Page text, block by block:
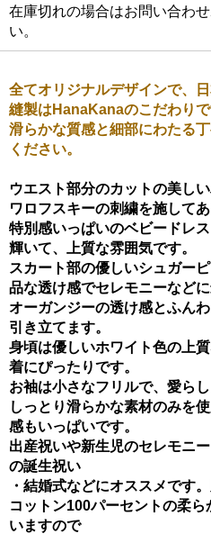
在庫切れの場合はお問い合わ
い。
全てオリジナルデザインで、
縫製はHanaKanaのこだわりで
滑らかな質感と細部にわたる
ください。
ウエスト部分のカットの美し
ワロフスキーの刺繍を施してあ
特別感いっぱいのベビードレ
輝いて、上質な雰囲気です。
スカート部の優しいシュガー
品な透け感でセレモニーなどに
オーガンジーの透け感とふん
引き立てます。
身頃は優しいホワイト色の上
着にぴったりです。
お袖は小さなフリルで、愛らし
しっとり滑らかな素材のみを
感もいっぱいです。
出産祝いや新生児のセレモニ
の誕生祝い
・結婚式などにオススメです
コットン100パーセントの柔
いますので